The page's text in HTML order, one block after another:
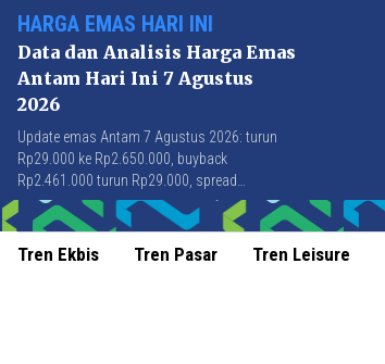
HARGA EMAS HARI INI
Data dan Analisis Harga Emas
Antam Hari Ini 7 Agustus
2026
Update emas Antam 7 Agustus 2026: turun
Rp29.000 ke Rp2.650.000, buyback
Rp2.461.000 turun Rp29.000, spread
Rp189.000 stabil di level terbaik sejak April
2026.
Tren Ekbis Tren Pasar Tren Leisure